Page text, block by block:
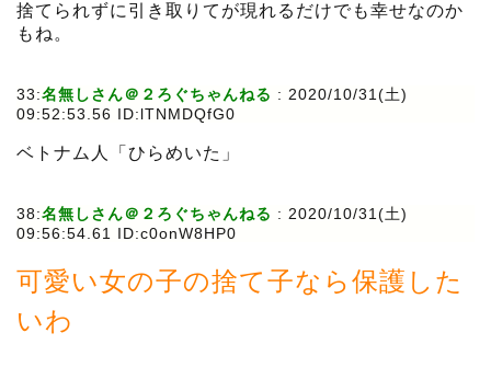
捨てられずに引き取りてが現れるだけでも幸せなのか
もね。
33:名無しさん＠２ろぐちゃんねる : 2020/10/31(土)
09:52:53.56 ID:lTNMDQfG0
ベトナム人「ひらめいた」
38:名無しさん＠２ろぐちゃんねる : 2020/10/31(土)
09:56:54.61 ID:c0onW8HP0
可愛い女の子の捨て子なら保護した
いわ